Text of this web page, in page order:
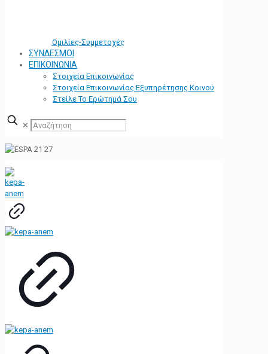
Ομιλίες-Συμμετοχές
ΣΥΝΔΕΣΜΟΙ
ΕΠΙΚΟΙΝΩΝΙΑ
Στοιχεία Επικοινωνίας
Στοιχεία Επικοινωνίας Εξυπηρέτησης Κοινού
Στείλε Το Ερώτημά Σου
✕